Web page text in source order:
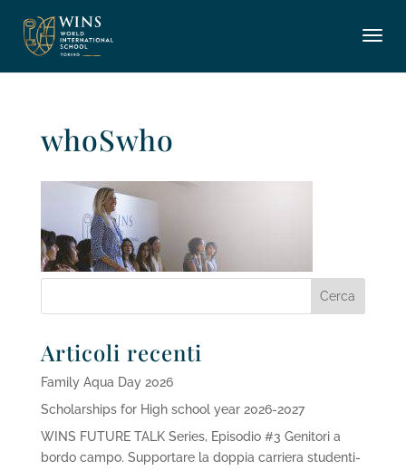
whoSwho
Articoli recenti
Family Aqua Day 2026
Scholarships for High school year 2026-2027
WINS FUTURE TALK Series, Episodio #3 Genitori a
bordo campo. Supportare la doppia carriera studenti-